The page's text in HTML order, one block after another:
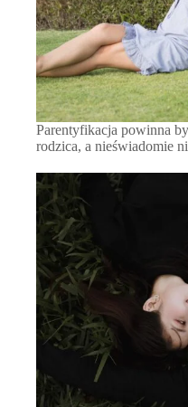
Parentyfikacja powinna
rodzica, a nieświadomie